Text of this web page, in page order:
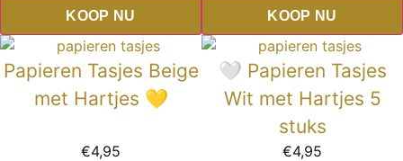
KOOP NU KOOP NU
Papieren Tasjes Beige
met Hartjes 💛
€4,95
🤍 Papieren Tasjes
Wit met Hartjes 5
stuks
€4,95